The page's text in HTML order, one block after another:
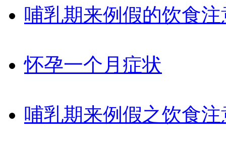
哺乳期来例假的饮食注
怀孕一个月症状
哺乳期来例假之饮食注